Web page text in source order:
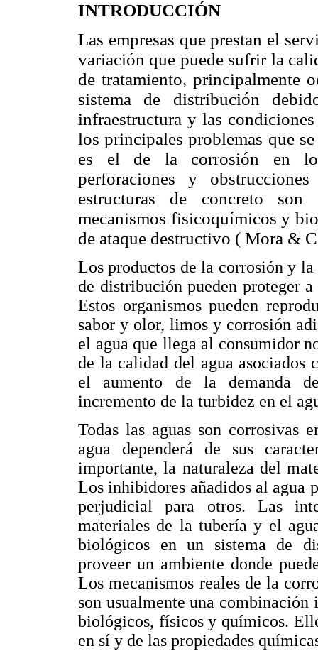
INTRODUCCIÓN
Las empresas que prestan el
variación que puede sufrir la
de tratamiento, principalmente
sistema de distribución
infraestructura y las
los principales problemas que
es el de la corrosión en los
perforaciones y
estructuras de concreto son
mecanismos fisicoquímicos y
de ataque destructivo ( Mora &
Los productos de la corrosión y
de distribución pueden proteger
Estos organismos pueden
sabor y olor, limos y corrosión
el agua que llega al consumidor
de la calidad del agua asociados
el aumento de la demanda
incremento de la turbidez en el
Todas las aguas son corrosivas
agua dependerá de sus
importante, la naturaleza del
Los inhibidores añadidos al agua
perjudicial para otros. Las
materiales de la tubería y el
biológicos en un sistema de
proveer un ambiente donde
Los mecanismos reales de la
son usualmente una
biológicos, físicos y químicos.
en sí y de las propiedades